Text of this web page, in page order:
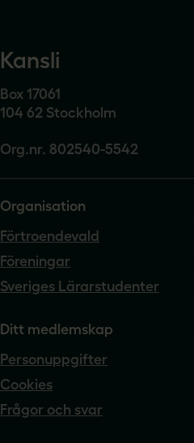
Kansli
Box 17061
104 62 Stockholm
Org.nr. 802540-5542
Organisation
Förtroendevald
Föreningar
Sveriges Lärarstudenter
Ditt medlemskap
Personuppgifter
Cookies
Frågor och svar